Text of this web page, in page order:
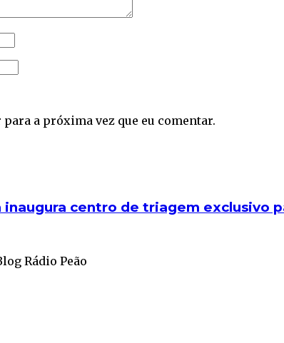
a próxima vez que eu comentar.
centro de triagem exclusivo
Rádio Peão